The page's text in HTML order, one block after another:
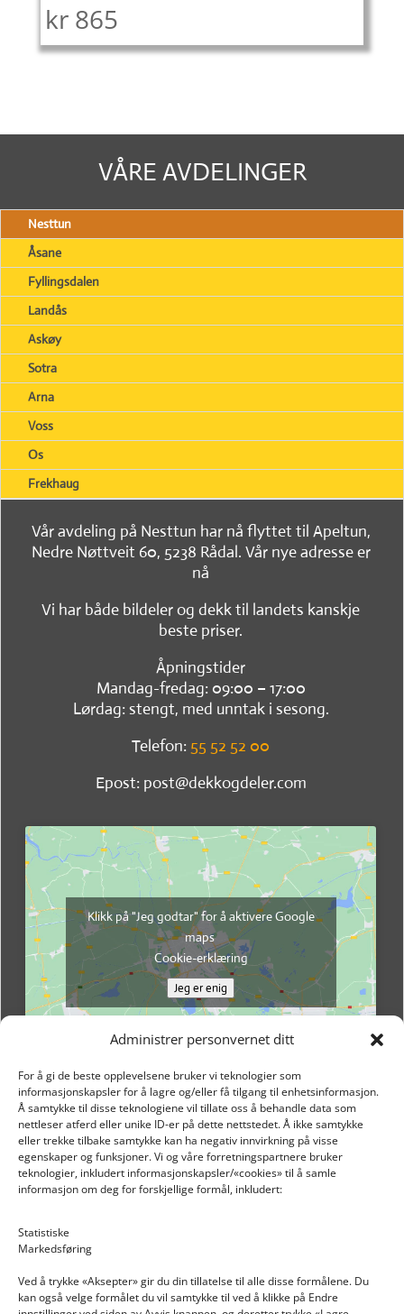
Administrer personvernet ditt
For å gi de beste opplevelsene bruker vi teknologier som
informasjonskapsler for å lagre og/eller få tilgang til enhetsinformasjon.
Å samtykke til disse teknologiene vil tillate oss å behandle data som
nettleser atferd eller unike ID-er på dette nettstedet. Å ikke samtykke
eller trekke tilbake samtykke kan ha negativ innvirkning på visse
egenskaper og funksjoner. Vi og våre forretningspartnere bruker
teknologier, inkludert informasjonskapsler/«cookies» til å samle
informasjon om deg for forskjellige formål, inkludert:
Statistiske
Markedsføring
Ved å trykke «Aksepter» gir du din tillatelse til alle disse formålene. Du
kan også velge formålet du vil samtykke til ved å klikke på Endre
kr 865
VÅRE AVDELINGER
Nesttun
Åsane
Fyllingsdalen
Landås
Askøy
Sotra
Arna
Voss
Os
Frekhaug
Vår avdeling på Nesttun har nå flyttet til Apeltun,
Nedre Nøttveit 60, 5238 Rådal. Vår nye adresse er
nå
Vi har både bildeler og dekk til landets kanskje
beste priser.
Åpningstider
Mandag-fredag: 09:00 – 17:00
Lørdag: stengt, med unntak i sesong.
Telefon: 55 52 52 00
Epost: post@dekkogdeler.com
Klikk på "Jeg godtar" for å aktivere Google
maps
Cookie-erklæring
Jeg er enig